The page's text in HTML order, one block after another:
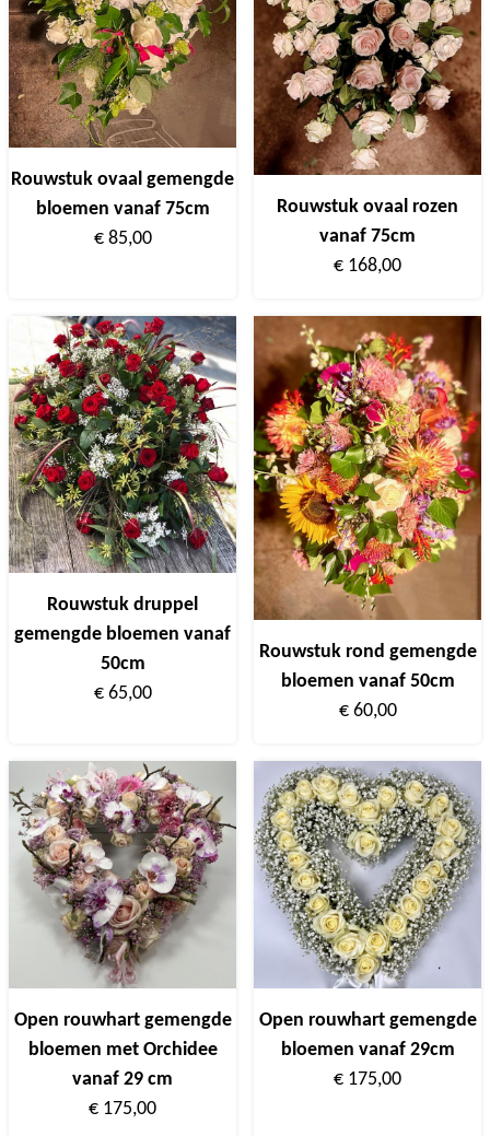
Rouwstuk ovaal gemengde
bloemen vanaf 75cm
€ 85,00
Rouwstuk ovaal rozen
vanaf 75cm
€ 168,00
Rouwstuk druppel
gemengde bloemen vanaf
50cm
€ 65,00
Rouwstuk rond gemengde
bloemen vanaf 50cm
€ 60,00
Open rouwhart gemengde
bloemen met Orchidee
vanaf 29 cm
€ 175,00
Open rouwhart gemengde
bloemen vanaf 29cm
€ 175,00